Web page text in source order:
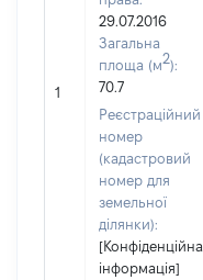
1
29.07.2016
Загальна
площа (м2):
70.7
Реєстраційний
номер
(кадастровий
номер для
земельної
ділянки):
[Конфіденційна
інформація]